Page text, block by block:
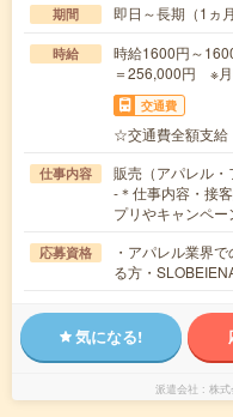
期間 即日～長期（1ヵ
時給
時給1600円～
＝256,000円 ※
交通費
☆交通費全額支給
仕事内容
販売（アパレル・
-＊仕事内容・接
プリやキャンペ
応募資格
・アパレル業界
る方・
気になる!
派遣会社 株式